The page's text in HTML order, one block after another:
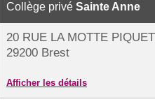
Collège privé Sainte Anne
20 RUE LA MOTTE
29200 Brest
Afficher les détails